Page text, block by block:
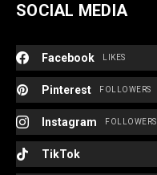
SOCIAL MEDIA
Facebook LIKES
Pinterest FOLLOWERS
Instagram FOLLOWERS
TikTok